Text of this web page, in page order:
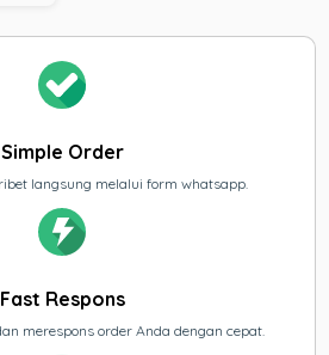
Simple Order
langsung melalui form whatsapp.
Fast Respons
merespons order Anda dengan cepat.